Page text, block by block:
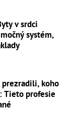
v srdci
systém,
prezradili, koho
Tieto profesie